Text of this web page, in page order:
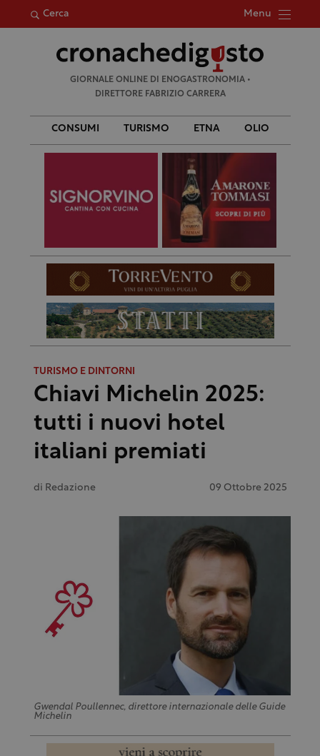
Cerca Menu
per:
GIORNALE ONLINE DI ENOGASTRONOMIA •
DIRETTORE FABRIZIO CARRERA
CONSUMI TURISMO ETNA OLIO
TURISMO E DINTORNI
Chiavi Michelin 2025:
tutti i nuovi hotel
italiani premiati
di Redazione 09 Ottobre 2025
Gwendal Poullennec, direttore internazionale delle Guide
Michelin